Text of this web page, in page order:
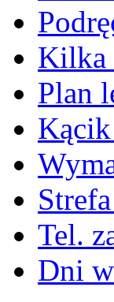
Kilka
Plan
Tel.
Dni